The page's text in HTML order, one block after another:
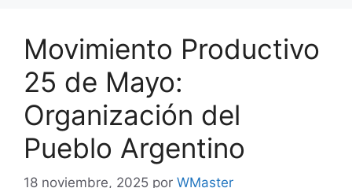
Movimiento Productivo
25 de Mayo:
Organización del
Pueblo Argentino
18 noviembre, 2025 por WMaster